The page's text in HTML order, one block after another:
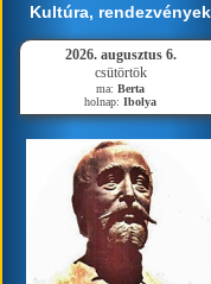
Kultúra, rendezvények
2026. augusztus 6.
csütörtök
ma:Berta
holnap:Ibolya